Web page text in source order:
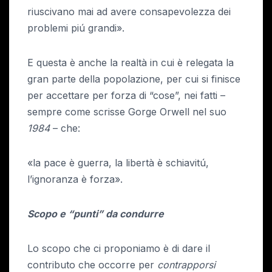
riuscivano mai ad avere consapevolezza dei
problemi piú grandi».
E questa è anche la realtà in cui è relegata la
gran parte della popolazione, per cui si finisce
per accettare per forza di “cose”, nei fatti –
sempre come scrisse Gorge Orwell nel suo
1984– che:
«la pace è guerra, la libertà è schiavitú,
l’ignoranza è forza».
Scopo e “punti” da condurre
Lo scopo che ci proponiamo è di dare il
contributo che occorre per contrapporsi